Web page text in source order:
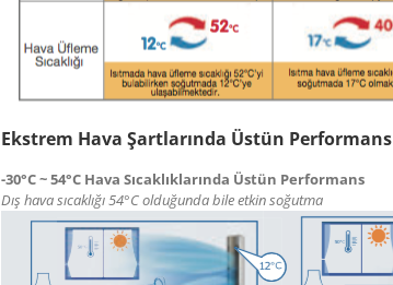
Ekstrem Hava Şartlarında Üstün Performans
-30°C ~ 54°C Hava Sıcaklıklarında Üstün Performans
Dış hava sıcaklığı 54°C olduğunda bile etkin soğutma